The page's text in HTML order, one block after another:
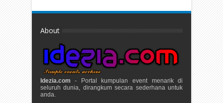
About
Idezia.com - Portal kumpulan event menarik di
seluruh dunia, dirangkum secara sederhana untuk
anda.